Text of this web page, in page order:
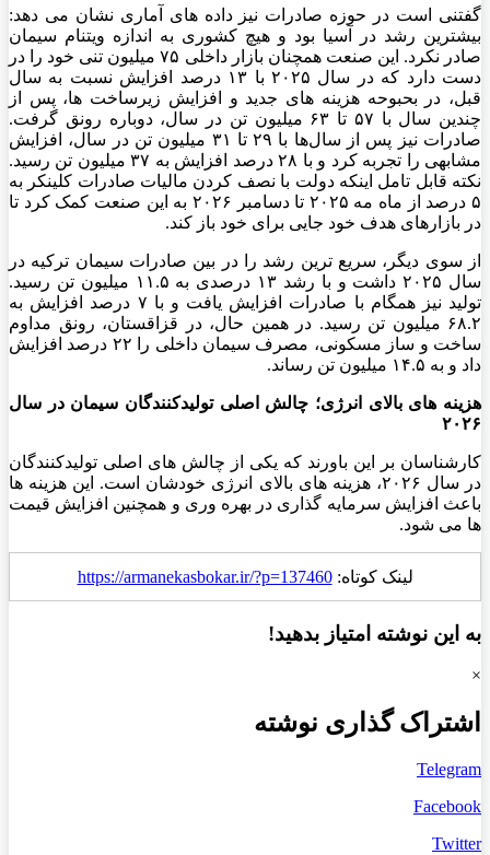
گفتنی است در حوزه صادرات نیز داده های آماری نشان می دهد:
بیشترین رشد در آسیا بود و هیچ کشوری به اندازه ویتنام سیمان
صادر نکرد. این صنعت همچنان بازار داخلی ۷۵ میلیون تنی خود را در
دست دارد که در سال ۲۰۲۵ با ۱۳ درصد افزایش نسبت به سال
قبل، در بحبوحه هزینه ‌های جدید و افزایش زیرساخت ‌ها، پس از
چندین سال با ۵۷ تا ۶۳ میلیون تن در سال، دوباره رونق گرفت.
صادرات نیز پس از سال‌ها با ۲۹ تا ۳۱ میلیون تن در سال، افزایش
مشابهی را تجربه کرد و با ۲۸ درصد افزایش به ۳۷ میلیون تن رسید.
نکته قابل تامل اینکه دولت با نصف کردن مالیات صادرات کلینکر به
۵ درصد از ماه مه ۲۰۲۵ تا دسامبر ۲۰۲۶ به این صنعت کمک کرد تا
در بازارهای هدف خود جایی برای خود باز کند.
از سوی دیگر، سریع‌ ترین رشد را در بین صادرات سیمان ترکیه در
سال ۲۰۲۵ داشت و با رشد ۱۳ درصدی به ۱۱.۵ میلیون تن رسید.
تولید نیز همگام با صادرات افزایش یافت و با ۷ درصد افزایش به
۶۸.۲ میلیون تن رسید. در همین حال، در قزاقستان، رونق مداوم
ساخت و ساز مسکونی، مصرف سیمان داخلی را ۲۲ درصد افزایش
داد و به ۱۴.۵ میلیون تن رساند.
هزینه های بالای انرژی؛ چالش اصلی تولیدکنندگان سیمان در سال
۲۰۲۶
کارشناسان بر این باورند که یکی از چالش‌ های اصلی تولیدکنندگان
در سال ۲۰۲۶، هزینه ‌های بالای انرژی خودشان است. این هزینه‌ ها
باعث افزایش سرمایه ‌گذاری در بهره ‌وری و همچنین افزایش قیمت
‌ها می‌ شود.
لینک کوتاه:https://armanekasbokar.ir/?p=137460
به این نوشته امتیاز بدهید!
×
اشتراک گذاری نوشته
Telegram
Facebook
Twitter